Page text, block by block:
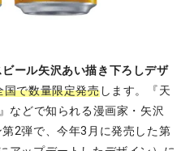
ビール矢沢あい描き下ろしデザ
国で数量限定発売します。『天
などで知られる漫画家・矢沢
2弾で、今年3月に発売した第